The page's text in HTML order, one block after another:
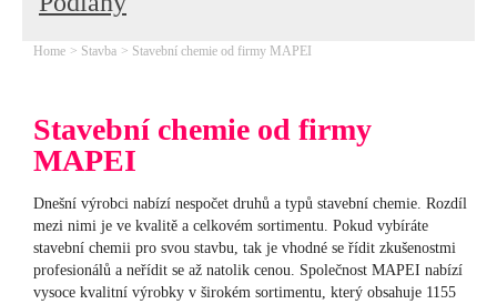
Home Stavba Stavební chemie od firmy MAPEI
Stavební chemie od firmy
MAPEI
Dnešní výrobci nabízí nespočet druhů a typů stavební chemie. Rozdíl
mezi nimi je ve kvalitě a celkovém sortimentu. Pokud vybíráte
stavební chemii pro svou stavbu, tak je vhodné se řídit zkušenostmi
profesionálů a neřídit se až natolik cenou. Společnost MAPEI nabízí
vysoce kvalitní výrobky v širokém sortimentu, který obsahuje 1155